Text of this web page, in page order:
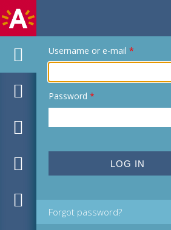
Username or e-mail *
Password *
Forgot password?